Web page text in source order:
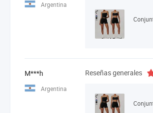
Argentina
M***h
Argentina
Reseñas generales